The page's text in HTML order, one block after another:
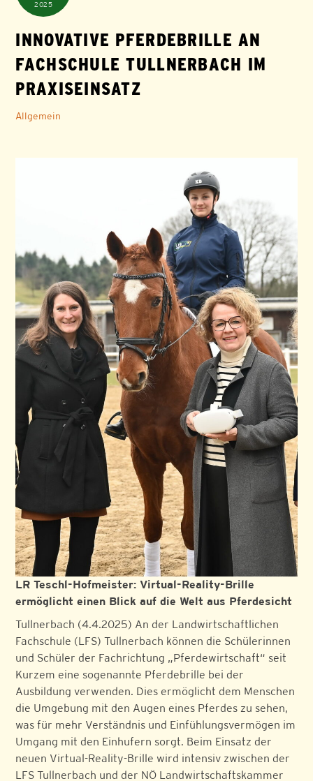
2025
INNOVATIVE PFERDEBRILLE AN
FACHSCHULE TULLNERBACH IM
PRAXISEINSATZ
Allgemein
LR Teschl-Hofmeister: Virtual-Reality-Brille
ermöglicht einen Blick auf die Welt aus Pferdesicht
Tullnerbach (4.4.2025) An der Landwirtschaftlichen
Fachschule (LFS) Tullnerbach können die Schülerinnen
und Schüler der Fachrichtung „Pferdewirtschaft“ seit
Kurzem eine sogenannte Pferdebrille bei der
Ausbildung verwenden. Dies ermöglicht dem Menschen
die Umgebung mit den Augen eines Pferdes zu sehen,
was für mehr Verständnis und Einfühlungsvermögen im
Umgang mit den Einhufern sorgt. Beim Einsatz der
neuen Virtual-Reality-Brille wird intensiv zwischen der
LFS Tullnerbach und der NÖ Landwirtschaftskammer